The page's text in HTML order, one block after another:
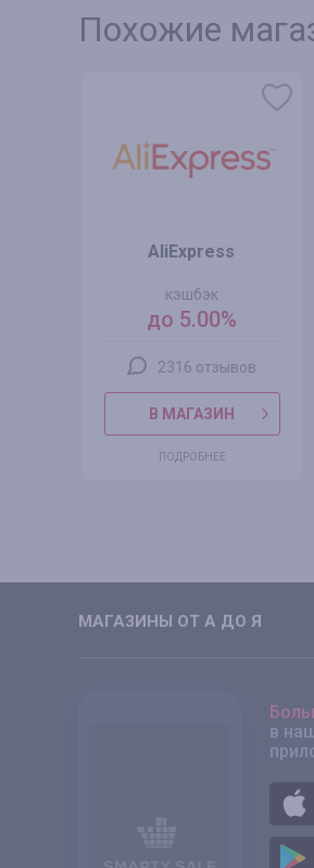
Похожие
AliExpress
кэшбэк
до 5.00%
2316 отзывов
В МАГАЗИН
ПОДРОБНЕЕ
МАГАЗИНЫ ОТ А ДО Я
в